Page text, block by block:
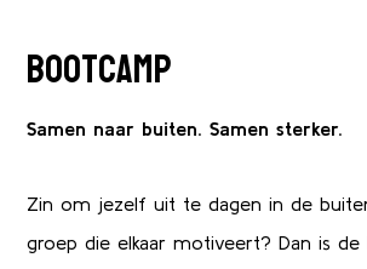
Bootcamp
Samen naar buiten. Samen sterker.
Zin om jezelf uit te dagen in de
groep die elkaar motiveert? Dan is de